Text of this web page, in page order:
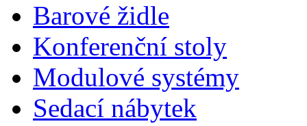
Barové židle
Konferenční stoly
Modulové systémy
Sedací nábytek